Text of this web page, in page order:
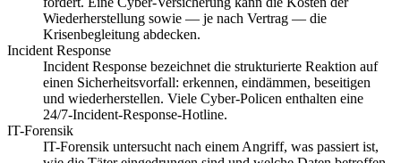
Wiederherstellung sowie — je nach Vertrag — die
Krisenbegleitung abdecken.
Incident Response
Incident Response bezeichnet die strukturierte Reaktion auf
einen Sicherheitsvorfall: erkennen, eindämmen, beseitigen
und wiederherstellen. Viele Cyber-Policen enthalten eine
24/7-Incident-Response-Hotline.
IT-Forensik
IT-Forensik untersucht nach einem Angriff, was passiert ist,